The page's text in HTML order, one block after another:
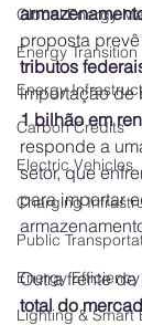
Global Energy
Energy Transition
Energy
Carbon Credits
Electric Vehicles
Charging
Public
Energy Efficiency
Lighting & Smart
proposta prevê
tributos
importação de
1 bilhão em
responde a
setor, que
para importar
Outra frente
total do